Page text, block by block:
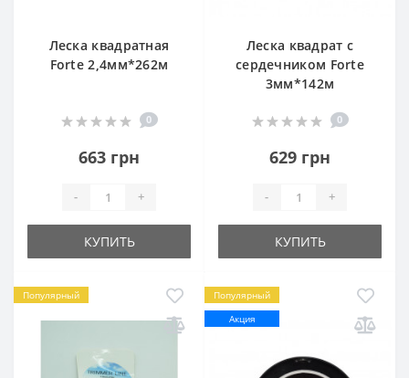
Леска квадратная
Forte 2,4мм*262м
0
663 грн
- +
КУПИТЬ
Леска квадрат с
сердечником Forte
3мм*142м
0
629 грн
- +
КУПИТЬ
Популярный
Популярный
Акция